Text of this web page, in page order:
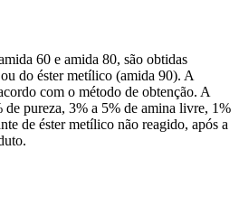
60 e amida 80, são obtidas
do éster metílico (amida 90). A
com o método de obtenção. A
de pureza, 3% a 5% de amina livre, 1%
de éster metílico não reagido, após a